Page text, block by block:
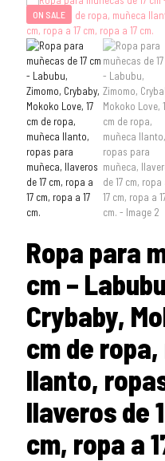
ON SALE
Ropa para
cm –
Crybaby,
cm de
llanto,
llaveros de
cm, ropa a